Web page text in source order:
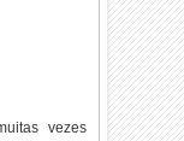
vezes